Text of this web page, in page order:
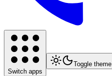
Switch apps
Toggle theme